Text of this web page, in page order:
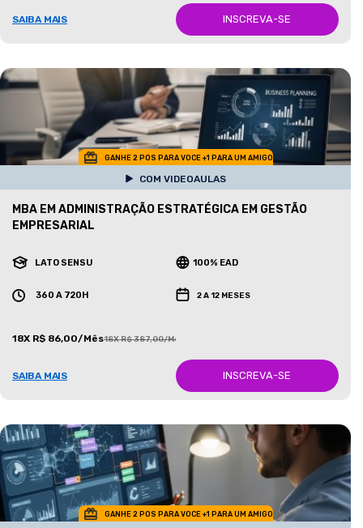
SAIBA MAIS INSCREVA-SE
GANHE 2 POS PARA VOCE +1 PARA UM AMIGO
COM VIDEOAULAS
MBA EM ADMINISTRAÇÃO ESTRATÉGICA EM GESTÃO
EMPRESARIAL
LATO SENSU 100% EAD
360 A 720H 2 A 12 MESES
18X R$ 86,00/Mês18X R$ 387,00/Mês
SAIBA MAIS INSCREVA-SE
GANHE 2 POS PARA VOCE +1 PARA UM AMIGO